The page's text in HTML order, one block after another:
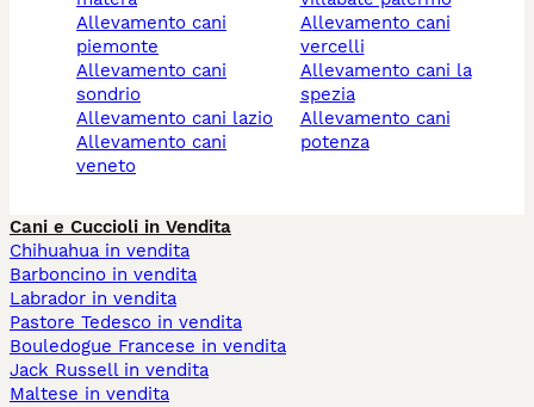
allevamento cani
piemonte
allevamento cani
sondrio
allevamento cani lazio
allevamento cani
veneto
allevamento cani
vercelli
allevamento cani la
spezia
allevamento cani
potenza
Cani e Cuccioli in Vendita
Chihuahua in vendita
Barboncino in vendita
Labrador in vendita
Pastore Tedesco in vendita
Bouledogue Francese in vendita
Jack Russell in vendita
Maltese in vendita